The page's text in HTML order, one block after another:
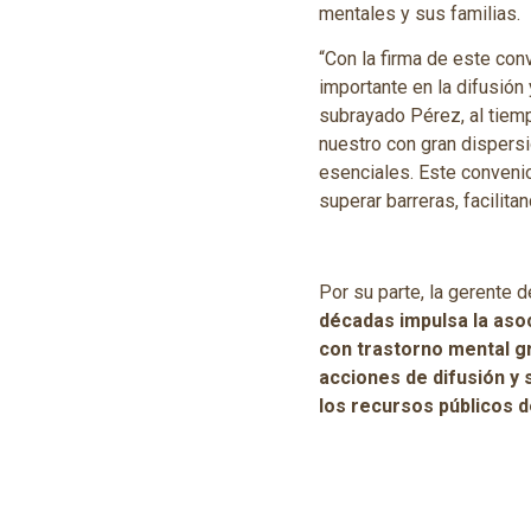
mentales y sus familias.
“Con la firma de este
importante en la
subrayado Pérez, al
nuestro con gran
esenciales. Este
superar barreras,
Por su parte, la gerente
décadas impulsa la
con trastorno mental
acciones de difusión y
los recursos públicos